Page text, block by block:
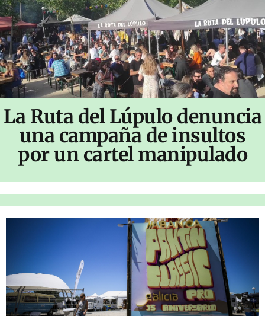
La Ruta del Lúpulo denuncia
una campaña de insultos
por un cartel manipulado